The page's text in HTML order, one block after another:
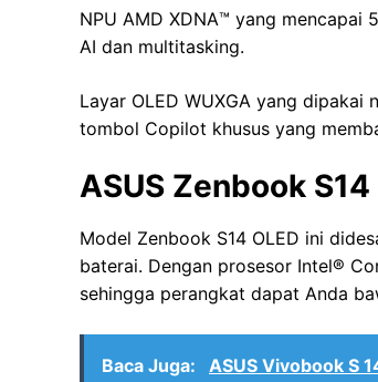
NPU AMD XDNA™️ yang mencapai
AI dan multitasking.
Layar OLED WUXGA yang
tombol Copilot khusus yang
ASUS Zenbook
Model Zenbook S14 OLED ini
baterai. Dengan prosesor Intel®️
sehingga perangkat dapat Anda
Baca Juga: ASUS Vivobook S